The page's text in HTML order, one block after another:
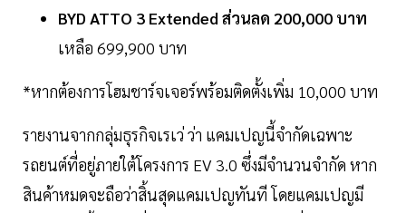
BYD ATTO 3 Extended ส่วนลด 200,000 บาท
เหลือ 699,900 บาท
*หากต้องการโฮมชาร์จเจอร์พร้อมติดตั้งเพิ่ม 10,000 บาท
รายงานจากกลุ่มธุรกิจเรเว่ ว่า แคมเปญนี้จำกัดเฉพาะ
รถยนต์ที่อยู่ภายใต้โครงการ EV 3.0 ซึ่งมีจำนวนจำกัด หาก
สินค้าหมดจะถือว่าสิ้นสุดแคมเปญทันที โดยแคมเปญมี